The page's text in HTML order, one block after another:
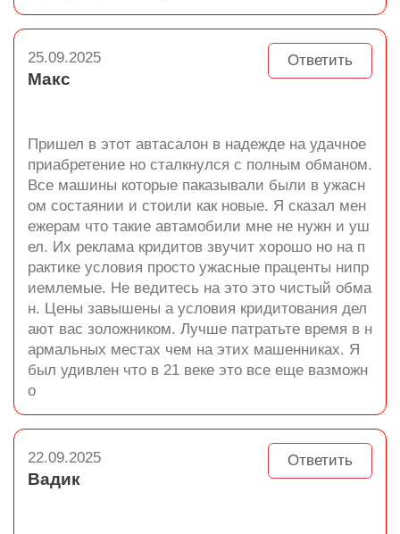
Ответить
25.09.2025
Макс
Пришел в этот автасалон в надежде на удачное
приабретение но сталкнулся с полным обманом.
Все машины которые паказывали были в ужасн
ом состаянии и стоили как новые. Я сказал мен
ежерам что такие автамобили мне не нужн и уш
ел. Их реклама кридитов звучит хорошо но на п
рактике условия просто ужасные праценты нипр
иемлемые. Не ведитесь на это это чистый обма
н. Цены завышены а условия кридитования дел
ают вас золожником. Лучше патратьте время в н
армальных местах чем на этих машенниках. Я
был удивлен что в 21 веке это все еще вазможн
о
Ответить
22.09.2025
Вадик